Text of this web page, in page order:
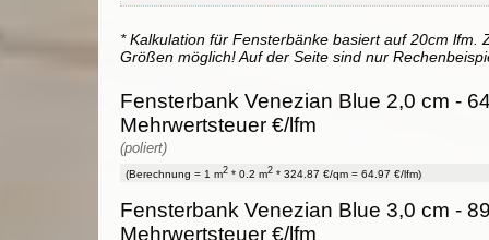
* Kalkulation für Fensterbänke basiert auf 20cm lfm.
Größen möglich! Auf der Seite sind nur
Fensterbank Venezian Blue 2,0 cm -
Mehrwertsteuer €/lfm
(poliert)
(Berechnung = 1 m2 * 0.2 m2 * 324.87 €/qm = 64.97 €/lfm)
Fensterbank Venezian Blue 3,0 cm -
Mehrwertsteuer €/lfm